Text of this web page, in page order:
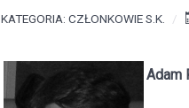
KATEGORIA:CZŁONKOWIE S.K.
Adam